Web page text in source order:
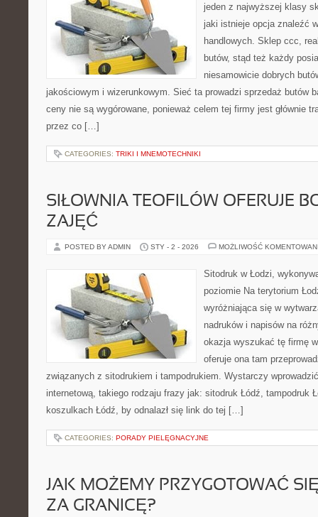
jeden z najwyższej klasy
jaki istnieje opcja znaleźć
handlowych. Sklep ccc,
butów, stąd też każdy
niesamowicie dobrych
jakościowym i wizerunkowym. Sieć ta prowadzi sprzedaż butów
ceny nie są wygórowane, ponieważ celem tej firmy jest głównie
przez co […]
CATEGORIES: TRIKI I MNEMOTECHNIKI
SIŁOWNIA TEOFILÓW OFERUJE
ZAJĘĆ
POSTED BY ADMIN STY - 2 - 2026 MOŻLIWOŚĆ
Sitodruk w Łodzi,
poziomie Na terytorium
wyróżniająca się w
nadruków i napisów na
okazja wyszukać tę firmę
oferuje ona tam
związanych z sitodrukiem i tampodrukiem. Wystarczy
internetową, takiego rodzaju frazy jak: sitodruk Łódź, tampodruk
koszulkach Łódź, by odnalazł się link do tej […]
CATEGORIES: PORADY PIELĘGNACYJNE
JAK MOŻEMY PRZYGOTOWAĆ
ZA GRANICĘ?